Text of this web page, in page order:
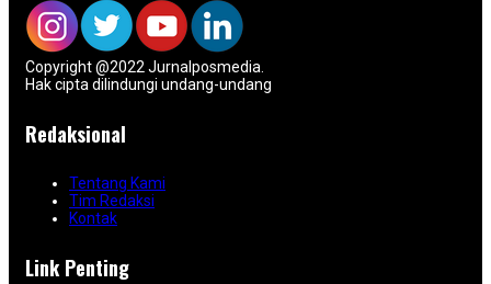
Copyright @2022 Jurnalposmedia.
Hak cipta dilindungi undang-undang
Redaksional
Tentang Kami
Tim Redaksi
Kontak
Link Penting